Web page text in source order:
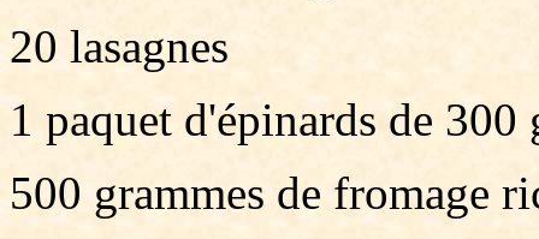
20 lasagnes
1 paquet d'épinards de 300
500 grammes de fromage